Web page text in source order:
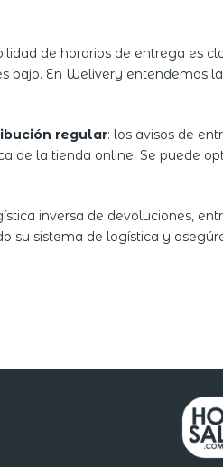
de horarios de entrega es
bajo. En Welivery entendemos
regular: los avisos de
de la tienda online. Se puede
inversa de devoluciones,
su sistema de logística y